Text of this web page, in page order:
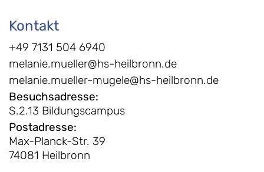
Kontakt
+49 7131 504 6940
melanie.mueller@hs-heilbronn.de
melanie.mueller-mugele@hs-heilbronn.de
Besuchsadresse:
S.2.13 Bildungscampus
Postadresse:
Max-Planck-Str. 39
74081 Heilbronn